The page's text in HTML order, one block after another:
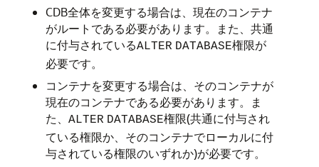
CDB全体を変更する場合は、現在のコンテナ
がルートである必要があります。また、共通
に付与されているALTER DATABASE権限が
必要です。
コンテナを変更する場合は、そのコンテナが
現在のコンテナである必要があります。ま
た、 ALTER DATABASE権限(共通に付与され
ている権限か、そのコンテナでローカルに付
与されている権限のいずれか)が必要です。